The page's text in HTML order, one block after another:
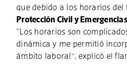
que debido a los horarios
Protección Civil y Emergencias
“Los horarios son
dinámica y me permitió
ámbito laboral”, explicó el